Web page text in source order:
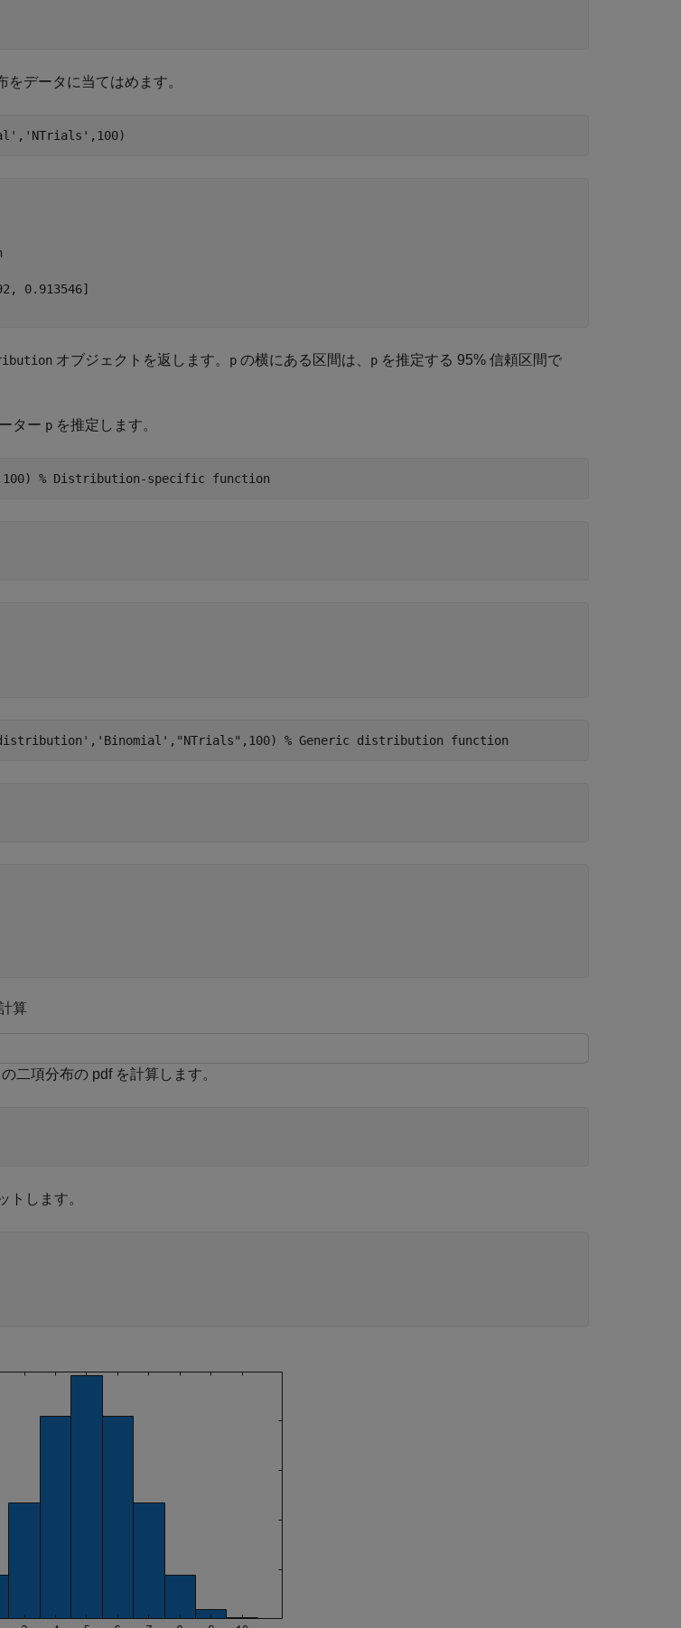
をデータに当てはめます。
, 'NTrials' ,100)
0.913546]
オブジェクトを返します。 p の横にある区間は、 p を推定する 95% 信頼区間で
ター p を推定します。
% Distribution-specific function
, 'Binomial' , "NTrials" ,100) % Generic distribution function
算
の二項分布の pdf を計算します。
トします。